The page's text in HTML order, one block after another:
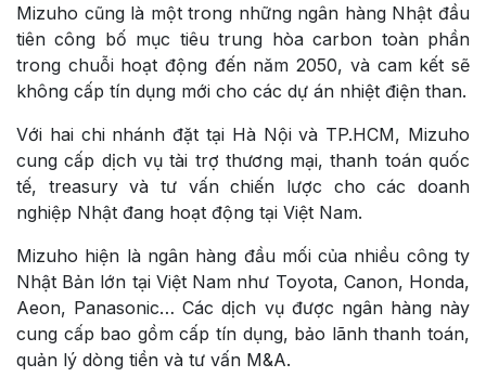
Mizuho cũng là một trong những ngân hàng Nhật đầu
tiên công bố mục tiêu trung hòa carbon toàn phần
trong chuỗi hoạt động đến năm 2050, và cam kết sẽ
không cấp tín dụng mới cho các dự án nhiệt điện than.
Với hai chi nhánh đặt tại Hà Nội và TP.HCM, Mizuho
cung cấp dịch vụ tài trợ thương mại, thanh toán quốc
tế, treasury và tư vấn chiến lược cho các doanh
nghiệp Nhật đang hoạt động tại Việt Nam.
Mizuho hiện là ngân hàng đầu mối của nhiều công ty
Nhật Bản lớn tại Việt Nam như Toyota, Canon, Honda,
Aeon, Panasonic… Các dịch vụ được ngân hàng này
cung cấp bao gồm cấp tín dụng, bảo lãnh thanh toán,
quản lý dòng tiền và tư vấn M&A.